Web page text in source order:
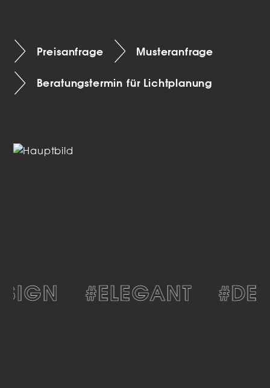
Preisanfrage Musteranfrage
Beratungstermin für Lichtplanung
#ELEGANT